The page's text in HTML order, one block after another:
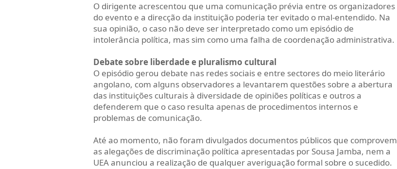
O dirigente acrescentou que uma comunicação prévia entre os organizadores
do evento e a direcção da instituição poderia ter evitado o mal-entendido. Na
sua opinião, o caso não deve ser interpretado como um episódio de
intolerância política, mas sim como uma falha de coordenação administrativa.
Debate sobre liberdade e pluralismo cultural
O episódio gerou debate nas redes sociais e entre sectores do meio literário
angolano, com alguns observadores a levantarem questões sobre a abertura
das instituições culturais à diversidade de opiniões políticas e outros a
defenderem que o caso resulta apenas de procedimentos internos e
problemas de comunicação.
Até ao momento, não foram divulgados documentos públicos que comprovem
as alegações de discriminação política apresentadas por Sousa Jamba, nem a
UEA anunciou a realização de qualquer averiguação formal sobre o sucedido.